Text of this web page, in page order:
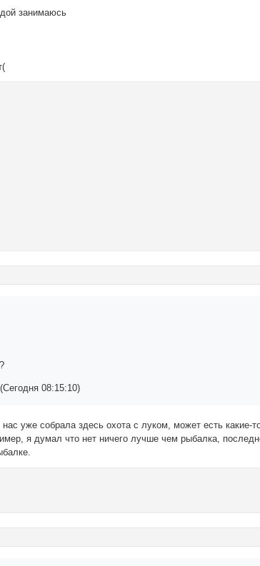
занимаюсь
08:15:10)
уже собрала здесь охота с луком, может есть какие-
я думал что нет ничего лучше чем рыбалка,